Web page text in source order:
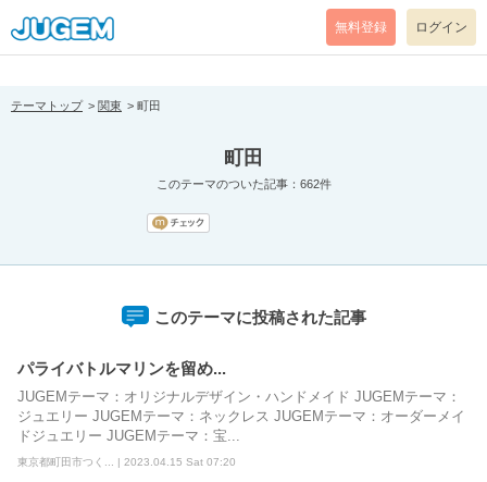
[pear_error: message="Success" code=0 mode=return level=notice
prefix="" info=""]
無料登録 ログイン
テーマトップ 関東 町田
町田
このテーマのついた記事：662件
このテーマに投稿された記事
パライバトルマリンを留め...
JUGEMテーマ：オリジナルデザイン・ハンドメイド JUGEMテーマ：
ジュエリー JUGEMテーマ：ネックレス JUGEMテーマ：オーダーメイ
ドジュエリー JUGEMテーマ：宝...
東京都町田市つく... | 2023.04.15 Sat 07:20